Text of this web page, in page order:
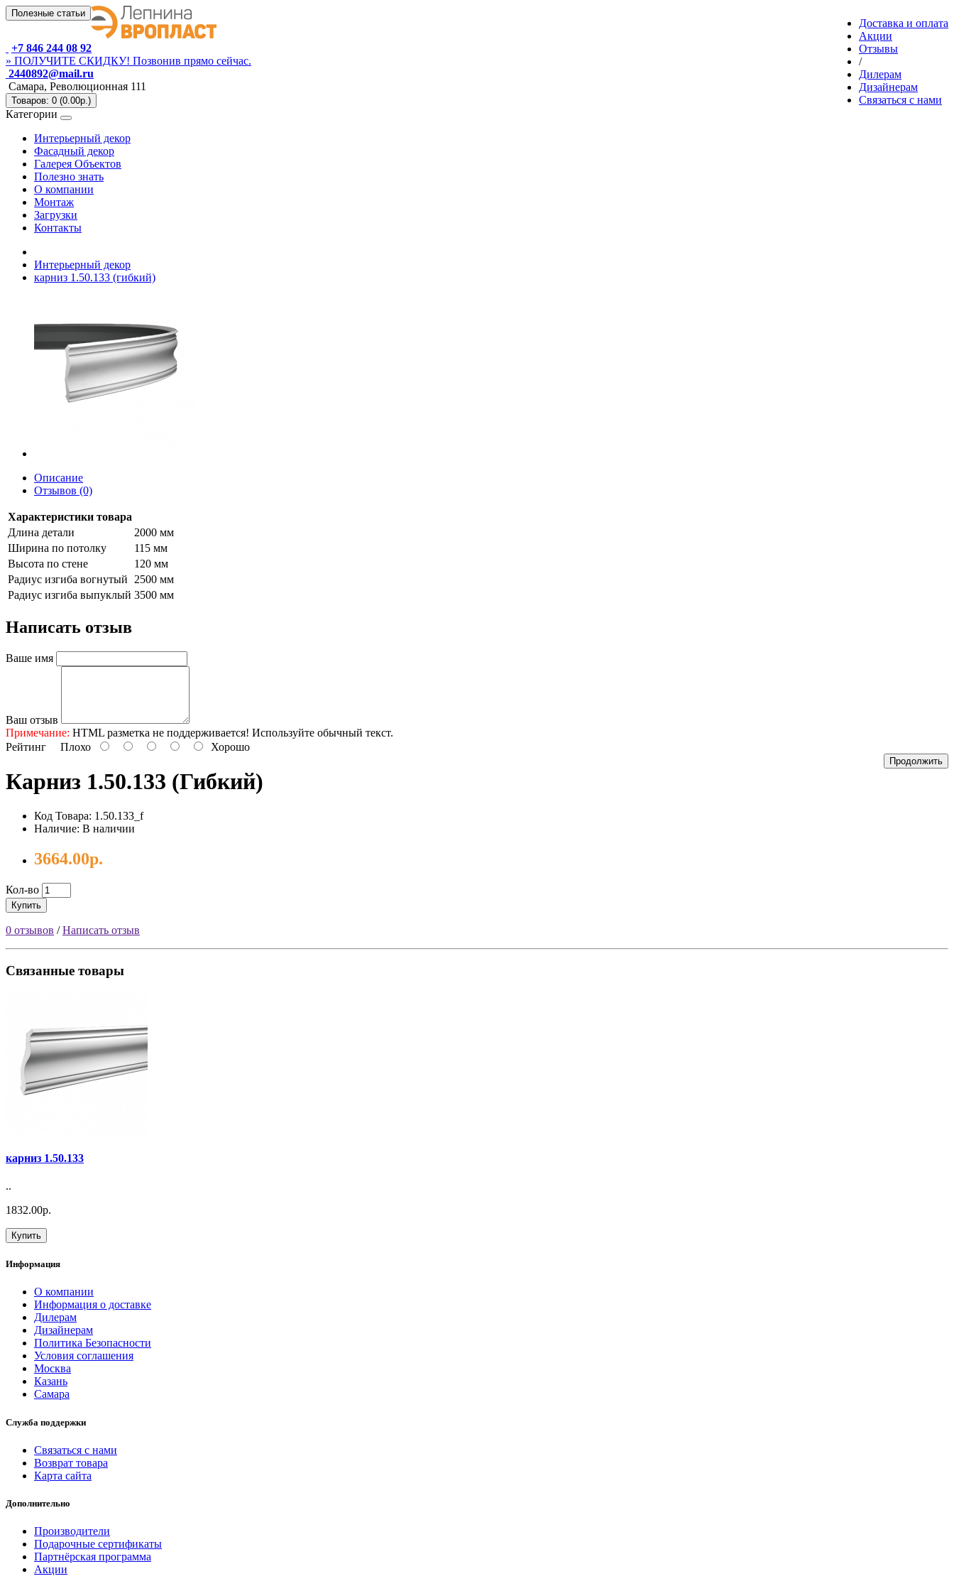
Полезные статьи
Доставка и оплата
Акции
Отзывы
/
Дилерам
Дизайнерам
Связаться с нами
+7 846 244 08 92
» ПОЛУЧИТЕ СКИДКУ! Позвонив прямо сейчас.
2440892@mail.ru
Самара, Революционная 111
Товаров: 0 (0.00р.)
Категории
Интерьерный декор
Фасадный декор
Галерея Объектов
Полезно знать
О компании
Монтаж
Загрузки
Контакты
Интерьерный декор
карниз 1.50.133 (гибкий)
Описание
Отзывов (0)
Характеристики товара
Длина детали
2000 мм
Ширина по потолку
115 мм
Высота по стене
120 мм
Радиус изгиба вогнутый
2500 мм
Радиус изгиба выпуклый 3500 мм
Написать отзыв
Ваше имя
Ваш отзыв
Примечание: HTML разметка не поддерживается! Используйте обычный текст.
Рейтинг Плохо Хорошо
Продолжить
Карниз 1.50.133 (гибкий)
Код Товара: 1.50.133_f
Наличие: В наличии
3664.00р.
Кол-во
Купить
0 отзывов /Написать отзыв
Связанные товары
карниз 1.50.133
..
1832.00р.
Купить
Информация
О компании
Информация о доставке
Дилерам
Дизайнерам
Политика Безопасности
Условия соглашения
Москва
Казань
Самара
Служба поддержки
Связаться с нами
Возврат товара
Карта сайта
Дополнительно
Производители
Подарочные сертификаты
Партнёрская программа
Акции